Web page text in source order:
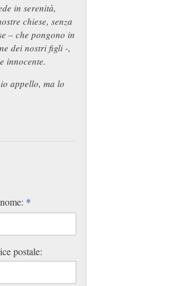
in serenità,
chiese, senza
– che pongono in
dei nostri figli -,
innocente.
appello, ma lo
*
postale: